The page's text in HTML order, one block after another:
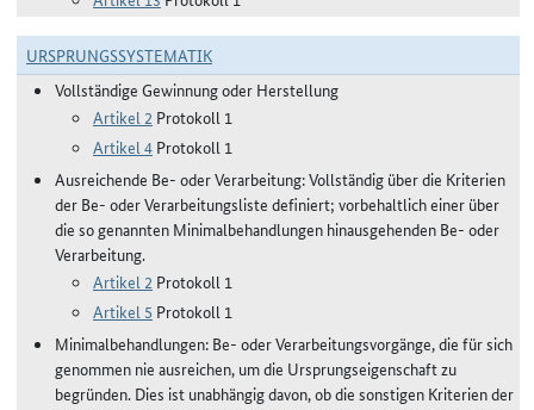
URSPRUNGSSYSTEMATIK
Vollständige Gewinnung oder Herstellung
Artikel 2 Protokoll 1
Artikel 4 Protokoll 1
Ausreichende Be- oder Verarbeitung: Vollständig über die Kriterien
der Be- oder Verarbeitungsliste definiert; vorbehaltlich einer über
die so genannten Minimalbehandlungen hinausgehenden Be- oder
Verarbeitung.
Artikel 2 Protokoll 1
Artikel 5 Protokoll 1
Minimalbehandlungen: Be- oder Verarbeitungsvorgänge, die für sich
genommen nie ausreichen, um die Ursprungseigenschaft zu
begründen. Dies ist unabhängig davon, ob die sonstigen Kriterien der